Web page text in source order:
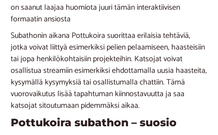
on saanut laajaa huomiota juuri tämän interaktiivisen
formaatin ansiosta​​
Subathonin aikana Pottukoira suorittaa erilaisia tehtäviä,
jotka voivat liittyä esimerkiksi pelien pelaamiseen, haasteisiin
tai jopa henkilökohtaisiin projekteihin. Katsojat voivat
osallistua streamiin esimerkiksi ehdottamalla uusia haasteita,
kysymällä kysymyksiä tai osallistumalla chattiin. Tämä
vuorovaikutus lisää tapahtuman kiinnostavuutta ja saa
katsojat sitoutumaan pidemmäksi aikaa.
Pottukoira subathon – suosio